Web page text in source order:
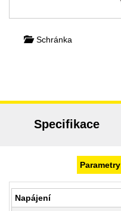
Schránka
Specifikace
Parametry
Napájení